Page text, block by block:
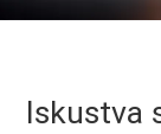
Iskustva